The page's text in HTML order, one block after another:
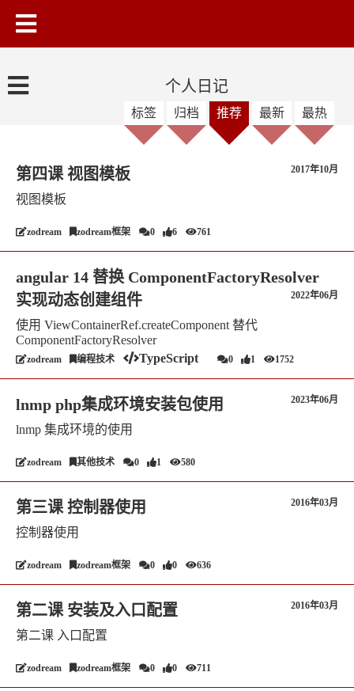
个人日记
标签 归档 推荐 最新 最热
第四课 视图模板 2017年10月
视图模板
zodream zodream框架 0 6 761
angular 14 替换 ComponentFactoryResolver
实现动态创建组件
2022年06月
使用 ViewContainerRef.createComponent 替代
ComponentFactoryResolver
zodream 编程技术 TypeScript 0 1 1752
lnmp php集成环境安装包使用 2023年06月
lnmp 集成环境的使用
zodream 其他技术 0 1 580
第三课 控制器使用 2016年03月
控制器使用
zodream zodream框架 0 0 636
第二课 安装及入口配置 2016年03月
第二课 入口配置
zodream zodream框架 0 0 711